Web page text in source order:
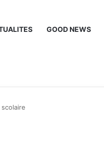
GOOD NEWS